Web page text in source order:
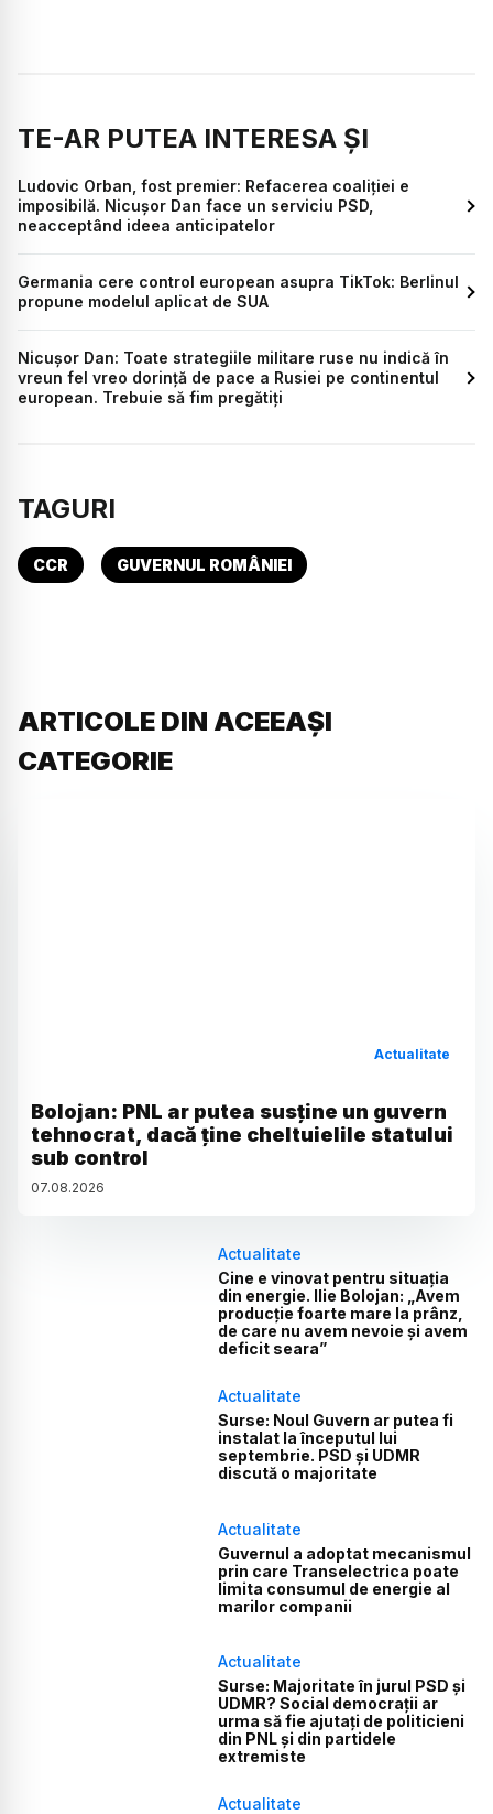
TE-AR PUTEA INTERESA ȘI
Ludovic Orban, fost premier: Refacerea coaliției e
imposibilă. Nicușor Dan face un serviciu PSD,
neacceptând ideea anticipatelor
Germania cere control european asupra TikTok: Berlinul
propune modelul aplicat de SUA
Nicușor Dan: Toate strategiile militare ruse nu indică în
vreun fel vreo dorință de pace a Rusiei pe continentul
european. Trebuie să fim pregătiți
TAGURI
CCR GUVERNUL ROMÂNIEI
ARTICOLE DIN ACEEAȘI
CATEGORIE
Actualitate
Bolojan: PNL ar putea susține un guvern
tehnocrat, dacă ține cheltuielile statului
sub control
07.08.2026
Actualitate
Cine e vinovat pentru situația
din energie. Ilie Bolojan: „Avem
producție foarte mare la prânz,
de care nu avem nevoie și avem
deficit seara”
Actualitate
Surse: Noul Guvern ar putea fi
instalat la începutul lui
septembrie. PSD și UDMR
discută o majoritate
Actualitate
Guvernul a adoptat mecanismul
prin care Transelectrica poate
limita consumul de energie al
marilor companii
Actualitate
Surse: Majoritate în jurul PSD și
UDMR? Social democrații ar
urma să fie ajutați de politicieni
din PNL și din partidele
extremiste
Actualitate